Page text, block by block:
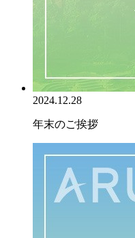
2024.12.28
年末のご挨拶